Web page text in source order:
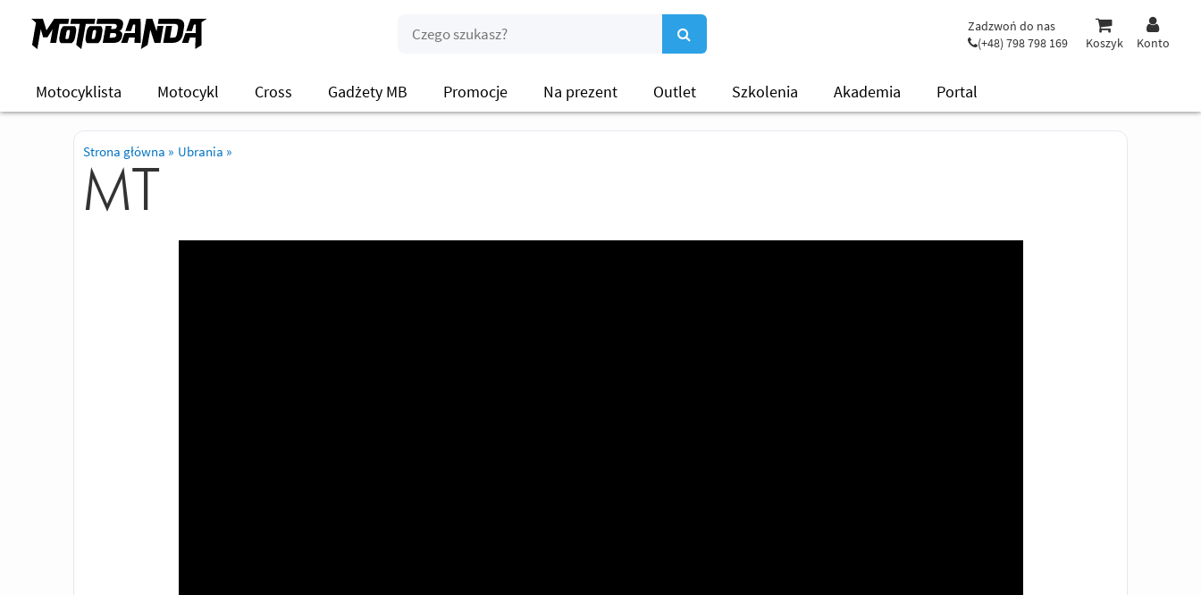
Zadzwoń do nas
(+48) 798 798 169
Koszyk Konto
Motocyklista Motocykl Cross Gadżety MB Promocje Na prezent Outlet Szkolenia Akademia Portal
Strona główna » Ubrania »
MT